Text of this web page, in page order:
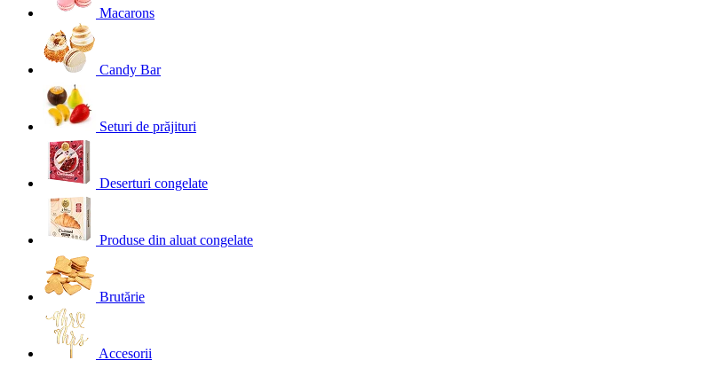
Macarons
Candy Bar
Seturi de prăjituri
Deserturi congelate
Produse din aluat congelate
Brutărie
Accesorii